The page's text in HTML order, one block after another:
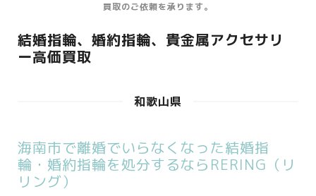
買取のご依頼を承ります。
結婚指輪、婚約指輪、貴金属アクセサリ
ー高価買取
和歌山県
海南市で離婚でいらなくなった結婚指
輪・婚約指輪を処分するならRERING（リ
リング）